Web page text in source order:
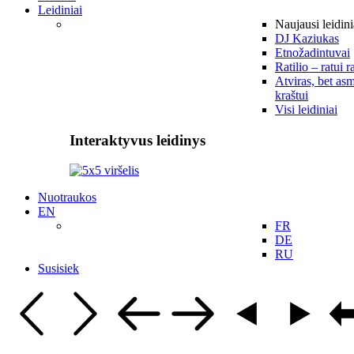
Leidiniai
Naujausi
DJ Kaziukas
Etnožadintuvai
Ratilio – ratui
Atviras, bet
kraštui
Visi leidiniai
Interaktyvus leidinys
Nuotraukos
EN
FR
DE
RU
Susisiek